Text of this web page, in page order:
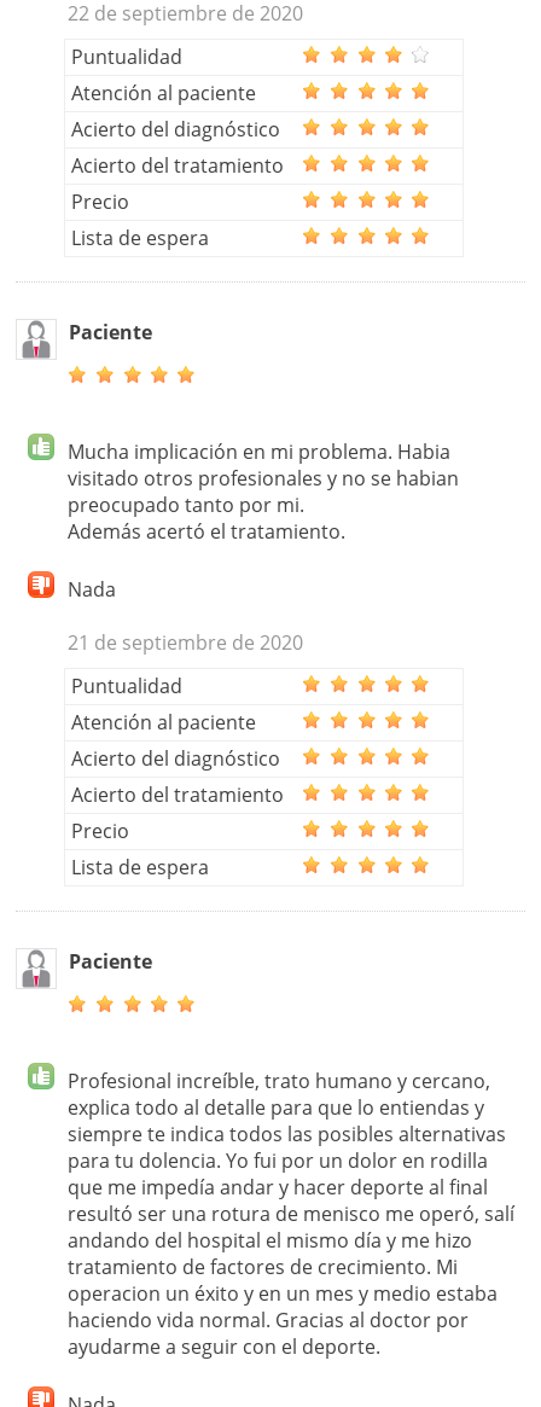
22 de septiembre de 2020
Puntualidad
Atención al paciente
Acierto del diagnóstico
Acierto del tratamiento
Precio
Lista de espera
Paciente
Mucha implicación en mi problema. Habia
visitado otros profesionales y no se habian
preocupado tanto por mi.
Además acertó el tratamiento.
Nada
21 de septiembre de 2020
Puntualidad
Atención al paciente
Acierto del diagnóstico
Acierto del tratamiento
Precio
Lista de espera
Paciente
Profesional increíble, trato humano y cercano,
explica todo al detalle para que lo entiendas y
siempre te indica todos las posibles alternativas
para tu dolencia. Yo fui por un dolor en rodilla
que me impedía andar y hacer deporte al final
resultó ser una rotura de menisco me operó, salí
andando del hospital el mismo día y me hizo
tratamiento de factores de crecimiento. Mi
operacion un éxito y en un mes y medio estaba
haciendo vida normal. Gracias al doctor por
ayudarme a seguir con el deporte.